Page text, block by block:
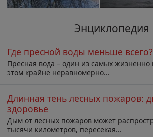
Энциклопедия
Где пресной воды меньше всего?
Пресная вода – один из самых
этом крайне неравномерно...
Длинная тень лесных пожаров:
здоровье
Дым от лесных пожаров может
тысячи километров, пересекая...